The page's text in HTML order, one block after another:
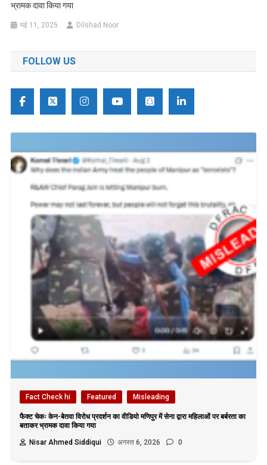
भ्रामक दावा किया गया
मई 11, 2025 Dilshad Noor
FOLLOW US
Fact Check hi Featured Misleading
फैक्ट चेकः केन-बेतवा विरोध प्रदर्शन का वीडियो मणिपुर में सेना द्वारा महिलाओं पर बर्बरता का
बताकर भ्रामक दावा किया गया
Nisar Ahmed Siddiqui
अगस्त 6, 2026 0